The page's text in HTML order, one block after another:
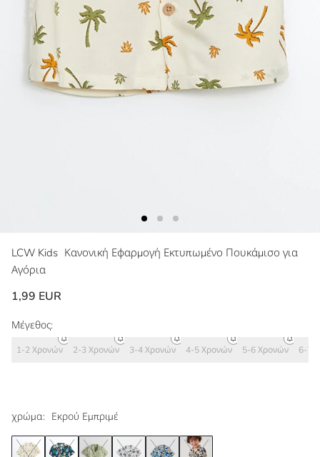
LCW Kids Κανονική Εφαρμογή Εκτυπωμένο Πουκάμισο για
Αγόρια
1,99 EUR
χρώμα: Εκρού Εμπριμέ
Μέγεθος:
1-2 Χρονών 2-3 Χρονών 3-4 Χρονών 4-5 Χρονών 5-6 Χρονών 6-7